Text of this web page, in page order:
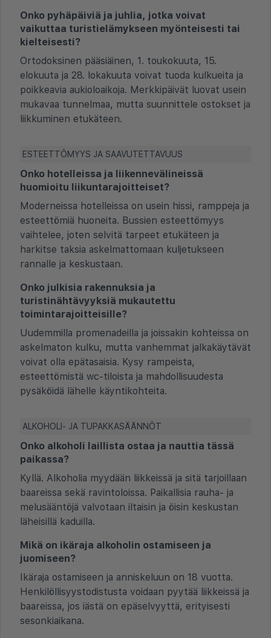
Onko pyhäpäiviä ja juhlia, jotka voivat
vaikuttaa turistielämykseen myönteisesti tai
kielteisesti?
Ortodoksinen pääsiäinen, 1. toukokuuta, 15.
elokuuta ja 28. lokakuuta voivat tuoda kulkueita ja
poikkeavia aukioloaikoja. Merkkipäivät luovat usein
mukavaa tunnelmaa, mutta suunnittele ostokset ja
liikkuminen etukäteen.
ESTEETTÖMYYS JA SAAVUTETTAVUUS
Onko hotelleissa ja liikennevälineissä
huomioitu liikuntarajoitteiset?
Moderneissa hotelleissa on usein hissi, ramppeja ja
esteettömiä huoneita. Bussien esteettömyys
vaihtelee, joten selvitä tarpeet etukäteen ja
harkitse taksia askelmattomaan kuljetukseen
rannalle ja keskustaan.
Onko julkisia rakennuksia ja
turistinähtävyyksiä mukautettu
toimintarajoitteisille?
Uudemmilla promenadeilla ja joissakin kohteissa on
askelmaton kulku, mutta vanhemmat jalkakäytävät
voivat olla epätasaisia. Kysy rampeista,
esteettömistä wc-tiloista ja mahdollisuudesta
pysäköidä lähelle käyntikohteita.
ALKOHOLI- JA TUPAKKASÄÄNNÖT
Onko alkoholi laillista ostaa ja nauttia tässä
paikassa?
Kyllä. Alkoholia myydään liikkeissä ja sitä tarjoillaan
baareissa sekä ravintoloissa. Paikallisia rauha- ja
melusääntöjä valvotaan iltaisin ja öisin keskustan
läheisillä kaduilla.
Mikä on ikäraja alkoholin ostamiseen ja
juomiseen?
Ikäraja ostamiseen ja anniskeluun on 18 vuotta.
Henkilöllisyystodistusta voidaan pyytää liikkeissä ja
baareissa, jos iästä on epäselvyyttä, erityisesti
sesonkiaikana.